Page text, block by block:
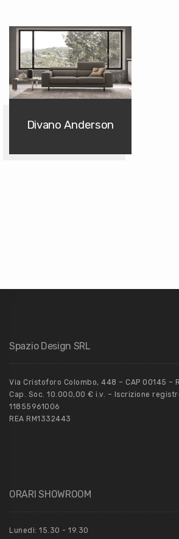
Divano Anderson
Spazio Design SRL
Via Cristoforo Colombo, 448 – CAP 00145 –
Cap. Soc. 10.000,00 € i.v. – Iscrizione
11855961006
REA RM1332443
ORARI SHOWROOM
Lunedì: 15.30 - 19.30